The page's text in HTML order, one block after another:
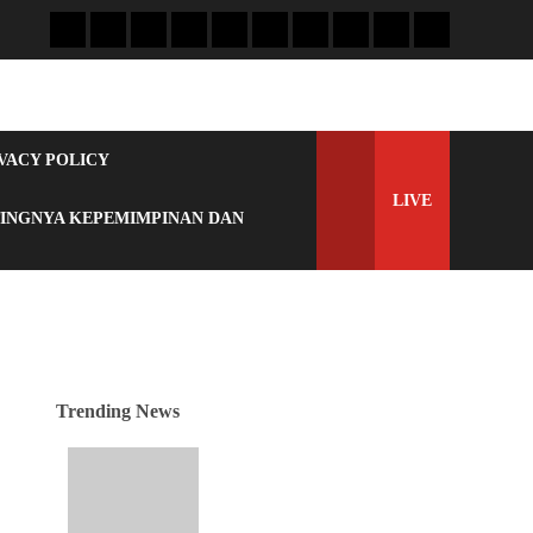
POLICY
KEPEMIMPINAN DAN
LIVE
Trending News